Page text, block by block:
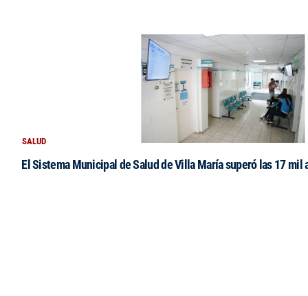
SALUD
El Sistema Municipal de Salud de Villa María superó las 17